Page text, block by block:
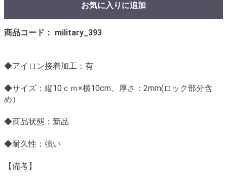
お気に入りに追加
商品コード： military_393
◆アイロン接着加工：有
◆サイズ：縦10ｃｍ×横10cm。厚さ：2mm(ロック部分含
め）
◆商品状態：新品
◆耐久性：強い
【備考】